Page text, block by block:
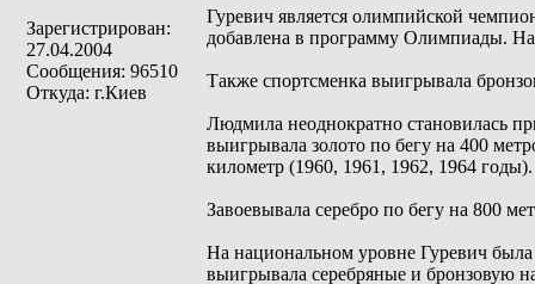
Зарегистрирован:
27.04.2004
Сообщения: 96510
Откуда: г.Киев
Гуревич является олимпийской
добавлена в программу Олимпиады.
Также спортсменка выигрывала
Людмила неоднократно становилась
выигрывала золото по бегу на 400
километр (1960, 1961, 1962, 1964 годы).
Завоевывала серебро по бегу на 800
На национальном уровне Гуревич
выигрывала серебряные и бронзовую